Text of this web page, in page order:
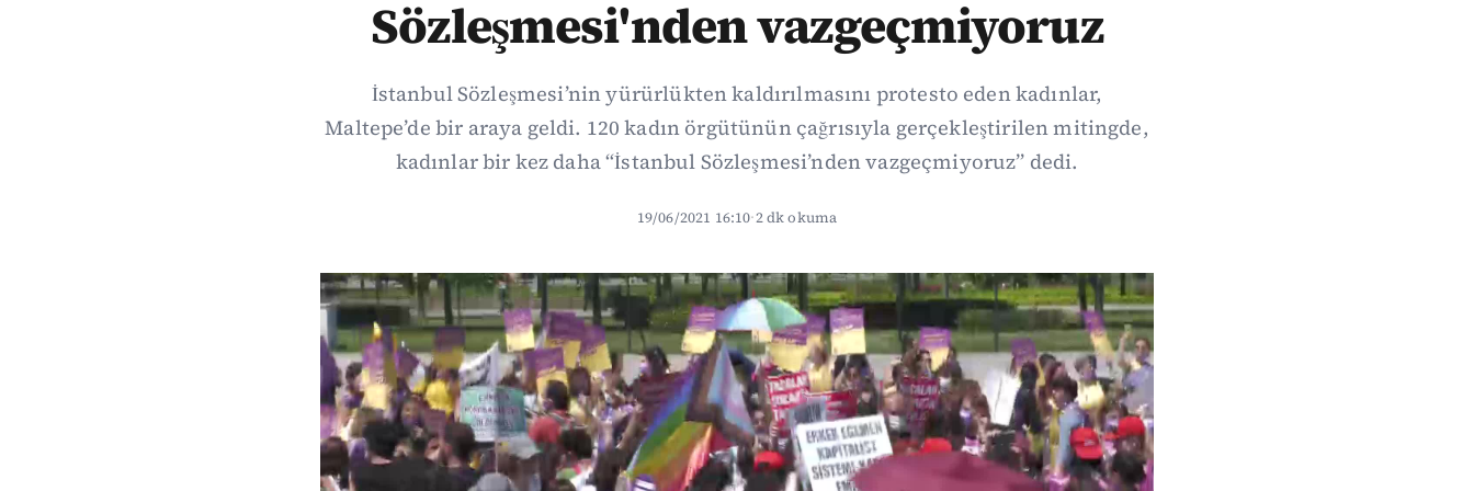
Sözleşmesi'nden vazgeçmiyoruz
İstanbul Sözleşmesi’nin yürürlükten kaldırılmasını protesto eden kadınlar,
Maltepe’de bir araya geldi. 120 kadın örgütünün çağrısıyla gerçekleştirilen mitingde,
kadınlar bir kez daha “İstanbul Sözleşmesi’nden vazgeçmiyoruz” dedi.
19/06/2021 16:10·2 dk okuma